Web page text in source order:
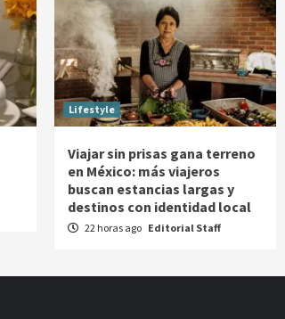
Lifestyle
Viajar sin prisas gana terreno
en México: más viajeros
buscan estancias largas y
destinos con identidad local
22 horas ago Editorial Staff